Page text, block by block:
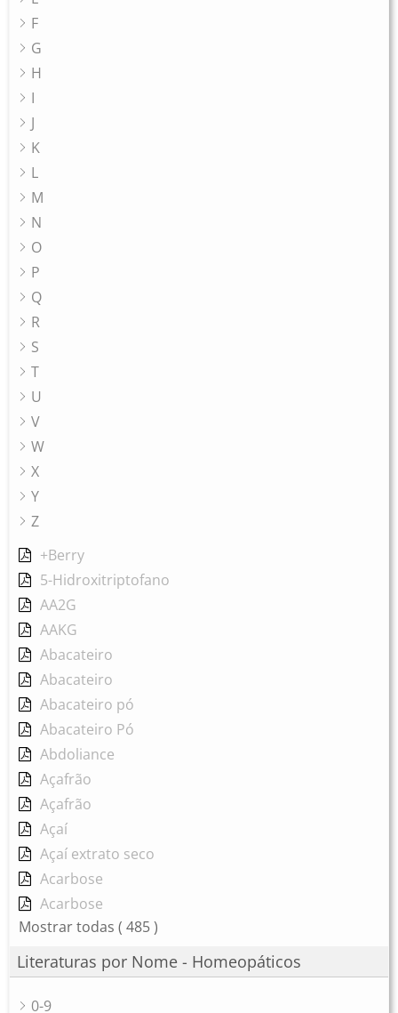
F
G
H
I
J
K
L
M
N
O
P
Q
R
S
T
U
V
W
X
Y
Z
+Berry
5-Hidroxitriptofano
AA2G
AAKG
Abacateiro
Abacateiro
Abacateiro pó
Abacateiro Pó
Abdoliance
Açafrão
Açafrão
Açaí
Açaí extrato seco
Acarbose
Acarbose
Mostrar todas ( 485 )
Literaturas por Nome - Homeopáticos
0-9